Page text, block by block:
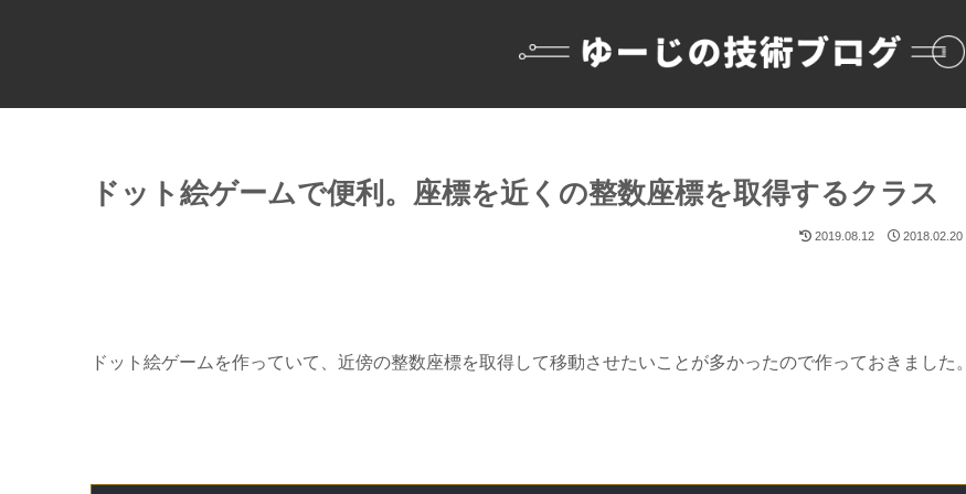
ドット絵ゲームで便利。座標を近くの整数座標を取得するクラス
2019.08.12 2018.02.20
ドット絵ゲームを作っていて、近傍の整数座標を取得して移動させたいことが多かったので作っておきました。